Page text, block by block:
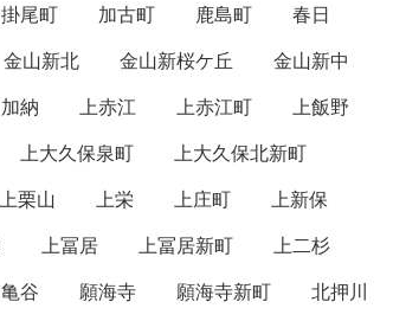
掛尾町 加古町 鹿島町
春日
金山新北 金山新桜ケ丘
金山新中
加納 上赤江 上赤江町
上飯野
上大久保泉町
上大久保北新町
上栗山 上栄 上庄町
上新保
上冨居 上冨居新町
上二杉
亀谷 願海寺 願海寺新町
北押川